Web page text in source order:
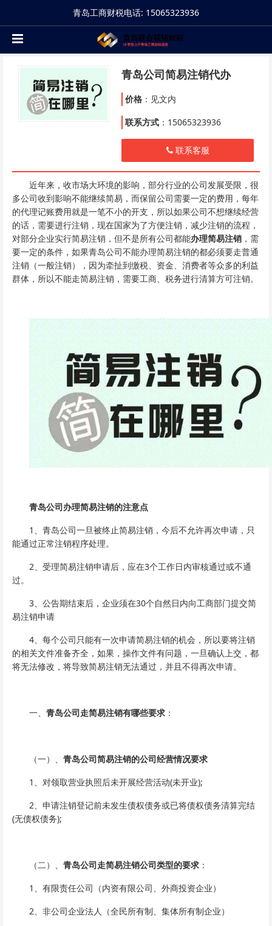
青岛工商财税电话: 15065323936
青岛公司简易注销代办
价格 ：见文内
联系方式 ：15065323936
联系客服
近年来，收市场大环境的影响，部分行业的公司发展受限，很
多公司收到影响不能继续简易，而保留公司需要一定的费用，每年
的代理记账费用就是一笔不小的开支，所以如果公司不想继续经营
的话，需要进行注销，现在国家为了方便注销，减少注销的流程，
对部分企业实行简易注销，但不是所有公司都能办理简易注销 ，需
要一定的条件，如果青岛公司不能办理简易注销的都必须要走普通
注销（一般注销），因为牵扯到缴税、资金、消费者等众多的利益
群体，所以不能走简易注销，需要工商、税务进行清算方可注销。
青岛公司办理简易注销的注意点
1、青岛公司一旦被终止简易注销，今后不允许再次申请，只
能通过正常注销程序处理。
2、受理简易注销申请后，应在3个工作日内审核通过或不通
过。
3、公告期结束后，企业须在30个自然日内向工商部门提交简
易注销申请
4、每个公司只能有一次申请简易注销的机会，所以要将注销
的相关文件准备齐全，如果，操作文件有问题，一旦确认上交，都
将无法修改，将导致简易注销无法通过，并且不得再次申请。
一、 青岛公司走简易注销有哪些要求 ：
（一）、 青岛公司简易注销的公司经营情况要求
1、对领取营业执照后未开展经营活动(未开业);
2、申请注销登记前未发生债权债务或已将债权债务清算完结
(无债权债务);
（二）、 青岛公司走简易注销公司类型的要求 ：
1、有限责任公司（内资有限公司、外商投资企业）
2、非公司企业法人（全民所有制、集体所有制企业）